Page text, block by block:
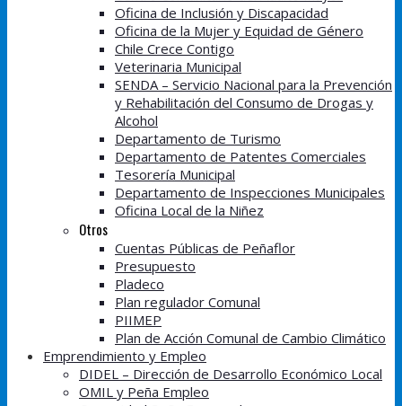
Oficina de Inclusión y Discapacidad
Oficina de la Mujer y Equidad de Género
Chile Crece Contigo
Veterinaria Municipal
SENDA – Servicio Nacional para la Prevención
y Rehabilitación del Consumo de Drogas y
Alcohol
Departamento de Turismo
Departamento de Patentes Comerciales
Tesorería Municipal
Departamento de Inspecciones Municipales
Oficina Local de la Niñez
Otros
Cuentas Públicas de Peñaflor
Presupuesto
Pladeco
Plan regulador Comunal
PIIMEP
Plan de Acción Comunal de Cambio Climático
Emprendimiento y Empleo
DIDEL – Dirección de Desarrollo Económico Local
OMIL y Peña Empleo